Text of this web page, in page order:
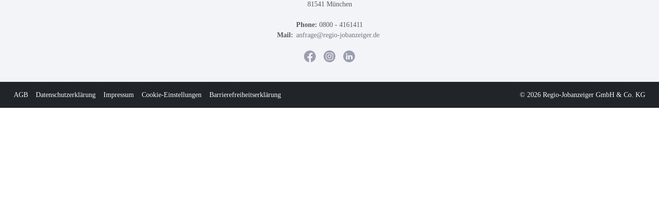
81541 München
Phone: 0800 - 4161411
Mail: anfrage@regio-jobanzeiger.de
AGB Datenschutzerklärung Impressum Cookie-Einstellungen Barrierefreiheitserklärung © 2026 Regio-Jobanzeiger GmbH & Co. KG